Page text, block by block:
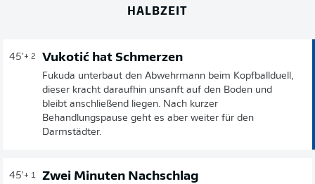
HALBZEIT
45'+ 2 Vukotić hat Schmerzen
Fukuda unterbaut den Abwehrmann beim Kopfballduell,
dieser kracht daraufhin unsanft auf den Boden und
bleibt anschließend liegen. Nach kurzer
Behandlungspause geht es aber weiter für den
Darmstädter.
45'+ 1 Zwei Minuten Nachschlag